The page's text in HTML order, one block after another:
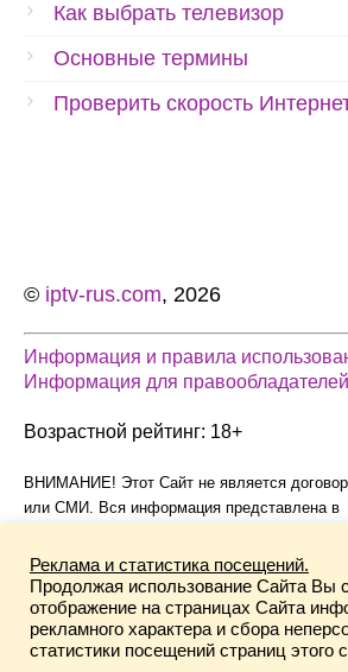
Как выбрать телевизор
Основные термины
Проверить скорость
© iptv-rus.com, 2026
Информация и правила
Информация для
Возрастной рейтинг: 18+
ВНИМАНИЕ! Этот Сайт не является
или СМИ. Вся информация представлена в
подразумеваемых. Все зарегистрированные
марки и права авторов на контент
законным владельцам. Публикации,
авторские права, удаляются по запросу
Реклама и статистика посещений.
Продолжая использование Сайта Вы
отображение на страницах Сайта
рекламного характера и сбора
статистики посещений страниц этого